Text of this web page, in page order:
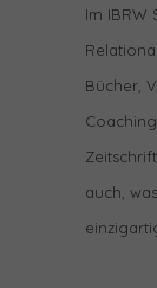
Im IBRW
Bücher,
auch,